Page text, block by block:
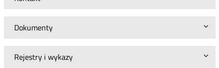
Dokumenty
Rejestry i wykazy